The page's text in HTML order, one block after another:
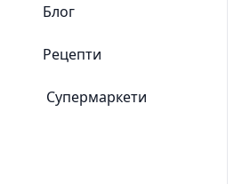
Блог
Рецепти
Супермаркети